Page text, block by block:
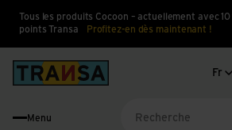
Tous les produits Cocoon – actuellement avec 10
points Transa
Profitez-en dès maintenant !
Fr
Menu